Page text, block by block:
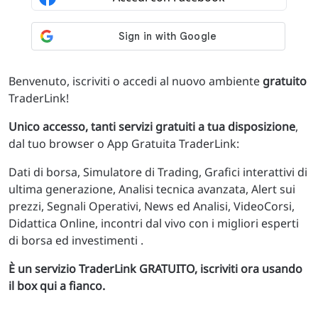
Benvenuto, iscriviti o accedi al nuovo ambiente gratuito
TraderLink!
Unico accesso, tanti servizi gratuiti a tua disposizione,
dal tuo browser o App Gratuita TraderLink:
Dati di borsa, Simulatore di Trading, Grafici interattivi di
ultima generazione, Analisi tecnica avanzata, Alert sui
prezzi, Segnali Operativi, News ed Analisi, VideoCorsi,
Didattica Online, incontri dal vivo con i migliori esperti
di borsa ed investimenti .
È un servizio TraderLink GRATUITO, iscriviti ora usando
il box qui a fianco.